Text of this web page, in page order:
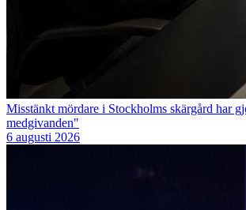
Misstänkt mördare i Stockholms skärgård har
medgivanden"
6 augusti 2026